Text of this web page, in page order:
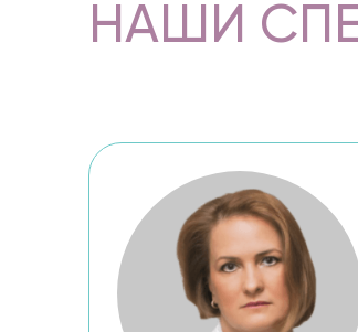
НАШИ